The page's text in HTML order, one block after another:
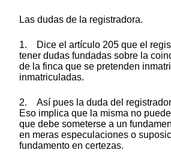
Las dudas de la registradora.
1. Dice el artículo 205 que el
tener dudas fundadas sobre la
de la finca que se pretenden
inmatriculadas.
2. Así pues la duda del
Eso implica que la misma no
que debe someterse a un
en meras especulaciones o
fundamento en certezas.